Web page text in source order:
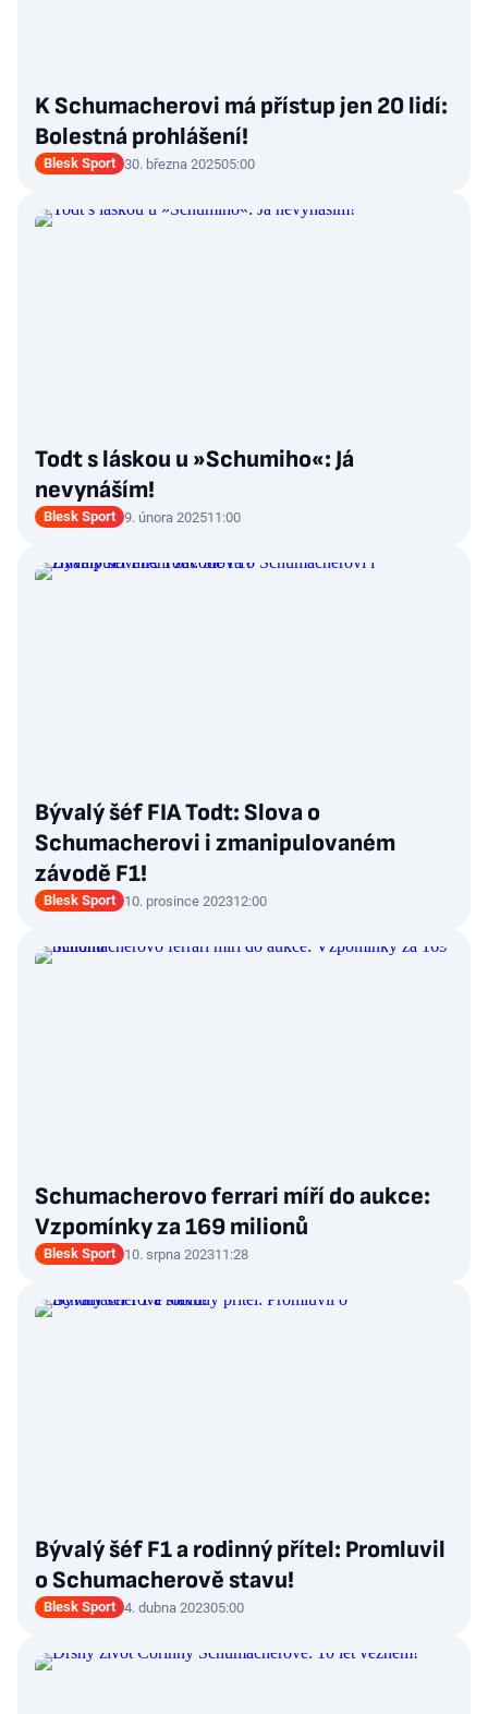
K Schumacherovi má přístup jen 20 lidí:
Bolestná prohlášení!
Blesk Sport 30. března 202505:00
Todt s láskou u »Schumiho«: Já
nevynáším!
Blesk Sport 9. února 202511:00
Bývalý šéf FIA Todt: Slova o
Schumacherovi i zmanipulovaném
závodě F1!
Blesk Sport 10. prosince 202312:00
Schumacherovo ferrari míří do aukce:
Vzpomínky za 169 milionů
Blesk Sport 10. srpna 202311:28
Bývalý šéf F1 a rodinný přítel: Promluvil
o Schumacherově stavu!
Blesk Sport 4. dubna 202305:00